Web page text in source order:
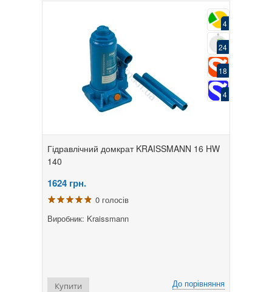
4
24
18
4
Гідравлічний домкрат KRAISSMANN 16 HW
140
1624 грн.
0 голосів
Виробник: Kraissmann
До порівняння
Купити